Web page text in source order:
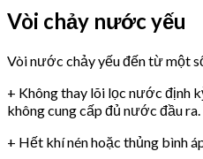
Vòi chảy nước yếu
Vòi nước chảy yếu đến từ một
+ Không thay lõi lọc nước định
không cung cấp đủ nước đầu ra.
+ Hết khí nén hoặc thủng bình